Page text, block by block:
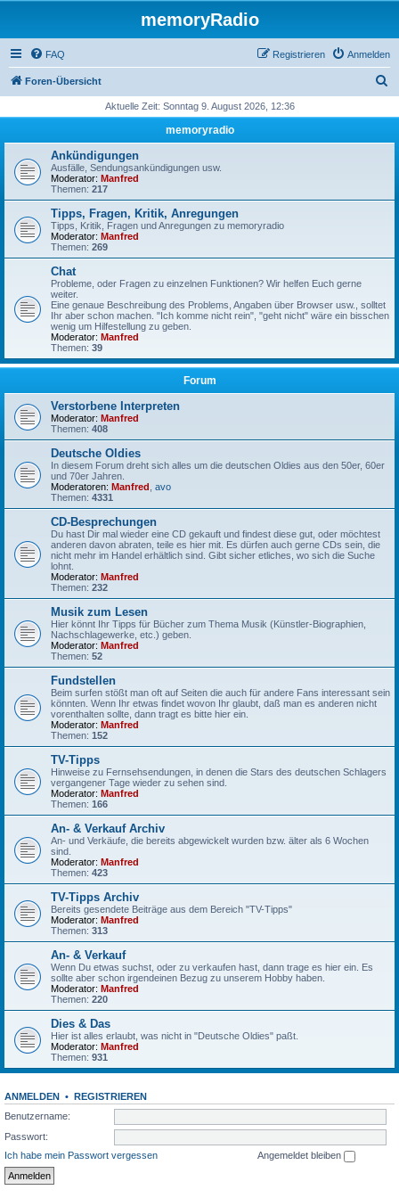
memoryRadio
FAQ Anmelden
Registrieren
Foren-Übersicht
h
Aktuelle Zeit: Sonntag 9. August 2026, 12:36
memoryradio
Ankündigungen
Ausfälle, Sendungsankündigungen usw.
Moderator: Manfred
Themen: 217
Tipps, Fragen, Kritik, Anregungen
Tipps, Kritik, Fragen und Anregungen zu memoryradio
Moderator: Manfred
Themen: 269
Chat
Probleme, oder Fragen zu einzelnen Funktionen? Wir helfen Euch gerne
weiter.
Eine genaue Beschreibung des Problems, Angaben über Browser usw., solltet
Ihr aber schon machen. "Ich komme nicht rein", "geht nicht" wäre ein bisschen
wenig um Hilfestellung zu geben.
Moderator: Manfred
Themen: 39
Forum
Verstorbene Interpreten
Moderator: Manfred
Themen: 408
Deutsche Oldies
In diesem Forum dreht sich alles um die deutschen Oldies aus den 50er, 60er
und 70er Jahren.
Moderatoren: Manfred avo
Themen: 4331
CD-Besprechungen
Du hast Dir mal wieder eine CD gekauft und findest diese gut, oder möchtest
anderen davon abraten, teile es hier mit. Es dürfen auch gerne CDs sein, die
nicht mehr im Handel erhältlich sind. Gibt sicher etliches, wo sich die Suche
lohnt.
Moderator: Manfred
Themen: 232
Musik zum Lesen
Hier könnt Ihr Tipps für Bücher zum Thema Musik (Künstler-Biographien,
Nachschlagewerke, etc.) geben.
Moderator: Manfred
Themen: 52
Fundstellen
Beim surfen stößt man oft auf Seiten die auch für andere Fans interessant sein
könnten. Wenn Ihr etwas findet wovon Ihr glaubt, daß man es anderen nicht
vorenthalten sollte, dann tragt es bitte hier ein.
Moderator: Manfred
Themen: 152
TV-Tipps
Hinweise zu Fernsehsendungen, in denen die Stars des deutschen Schlagers
vergangener Tage wieder zu sehen sind.
Moderator: Manfred
Themen: 166
An- & Verkauf Archiv
An- und Verkäufe, die bereits abgewickelt wurden bzw. älter als 6 Wochen
sind.
Moderator: Manfred
Themen: 423
TV-Tipps Archiv
Bereits gesendete Beiträge aus dem Bereich "TV-Tipps"
Moderator: Manfred
Themen: 313
An- & Verkauf
Wenn Du etwas suchst, oder zu verkaufen hast, dann trage es hier ein. Es
sollte aber schon irgendeinen Bezug zu unserem Hobby haben.
Moderator: Manfred
Themen: 220
Dies & Das
Hier ist alles erlaubt, was nicht in "Deutsche Oldies" paßt.
Moderator: Manfred
Themen: 931
ANMELDEN • REGISTRIEREN
Benutzername:
Passwort:
Ich habe mein Passwort vergessen
Angemeldet bleiben